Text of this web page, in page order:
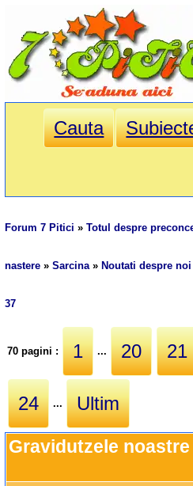
Cauta
Forum 7 Pitici »Totul despre
nastere »Sarcina» Noutati despre noi
37
70 pagini : 1 ... 20 21
24 ... Ultim
Gravidutzele